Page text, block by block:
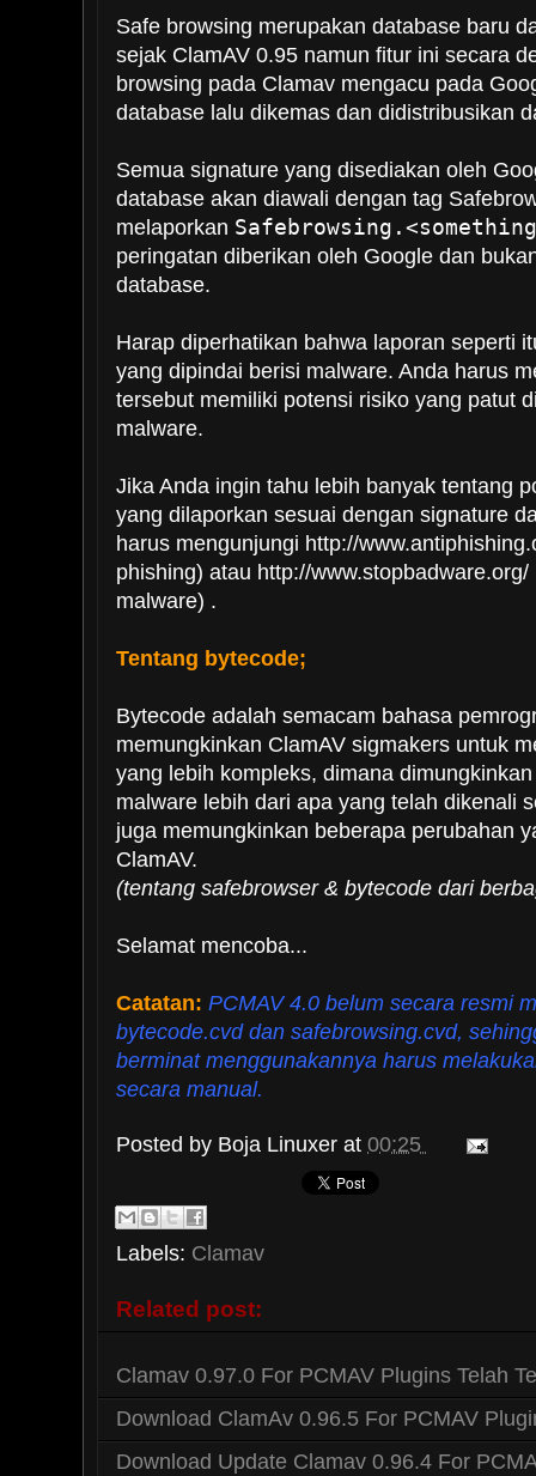
Safe browsing merupakan database baru
sejak ClamAV 0.95 namun fitur ini secara
browsing pada Clamav mengacu pada
database lalu dikemas dan didistribusikan
Semua signature yang disediakan oleh
database akan diawali dengan tag
melaporkan
peringatan diberikan oleh Google dan
database.
Harap diperhatikan bahwa laporan seperti
yang dipindai berisi malware. Anda harus
tersebut memiliki potensi risiko yang patut
malware.
Jika Anda ingin tahu lebih banyak tentang
yang dilaporkan sesuai dengan signature
harus mengunjungi http://
phishing) atau http://
malware) .
Tentang bytecode;
Bytecode adalah semacam bahasa
memungkinkan ClamAV sigmakers untuk
yang lebih kompleks, dimana
malware lebih dari apa yang telah dikenali
juga memungkinkan beberapa perubahan
ClamAV.
(tentang safebrowser & bytecode dari
Selamat mencoba...
Catatan: PCMAV 4.0 belum secara resmi
bytecode.cvd dan safebrowsing.cvd,
berminat menggunakannya harus
secara manual.
Posted by Boja Linuxer at 00:25
Labels: Clamav
Related post:
Clamav 0.97.0 For PCMAV Plugins Telah
Download ClamAv 0.96.5 For PCMAV
Download Update Clamav 0.96.4 For